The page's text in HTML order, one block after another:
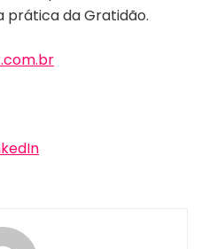
prática da Gratidão.